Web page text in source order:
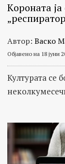
Кoроната
Автор: Васко
Објавено на 18 јуни
Културата се